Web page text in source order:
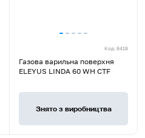
газу, Керівництво з
експлуатації, Гарантійний
талон
Код: 8418
Газова варильна поверхня
ELEYUS LINDA 60 WH CTF
Знято з виробництва
4.9
out
of